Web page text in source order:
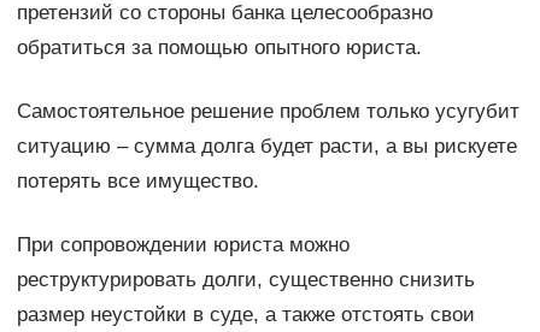
претензий со стороны банка целесообразно
обратиться за помощью опытного юриста.
Самостоятельное решение проблем только усугубит
ситуацию – сумма долга будет расти, а вы рискуете
потерять все имущество.
При сопровождении юриста можно
реструктурировать долги, существенно снизить
размер неустойки в суде, а также отстоять свои